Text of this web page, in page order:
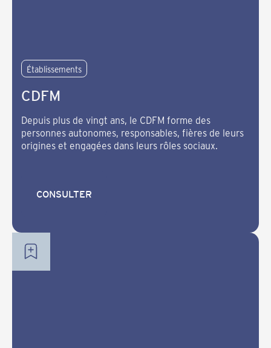
Établissements
CDFM
Depuis plus de vingt ans, le CDFM forme des
personnes autonomes, responsables, fières de leurs
origines et engagées dans leurs rôles sociaux.
CONSULTER
CONSULTER